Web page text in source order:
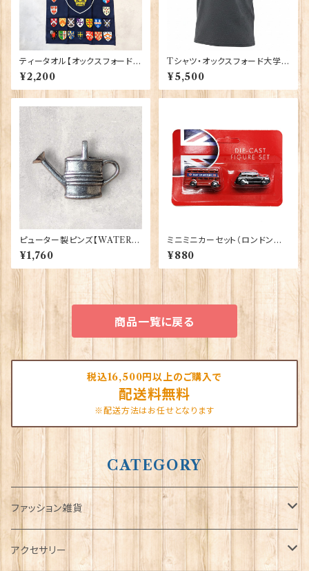
ティータオル【オックスフォード大
学紋章】Elgate Products 50
001-K
¥2,200
Tシャツ・オックスフォード大学
【グレー】 00220
¥5,500
ピューター製ピンズ【WATERI
NG CAN】Cadogan 90166-
XWTP165
¥1,760
ミニミニカーセット（ロンドンバ
ス＆ブラックキャブ） Elgate Pr
oducts 90322
¥880
商品一覧に戻る
税込16,500円以上のご購入で
配送料無料
※配送方法はお任せとなります
CATEGORY
ファッション雑貨
タータンネクタイ
アクセサリー